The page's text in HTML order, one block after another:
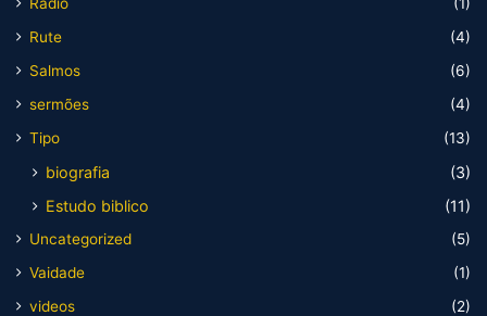
Rute
(4)
Salmos
(6)
sermões
(4)
Tipo
(13)
biografia
(3)
Estudo biblico
(11)
Uncategorized
(5)
Vaidade
(1)
videos
(2)